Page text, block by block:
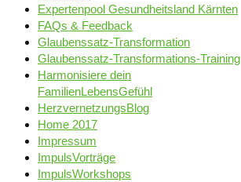
Expertenpool Gesundheitsland Kärnten
FAQs & Feedback
Glaubenssatz-Transformation
Glaubenssatz-Transformations-Training
Harmonisiere dein
FamilienLebensGefühl
HerzvernetzungsBlog
Home 2017
Impressum
ImpulsVorträge
ImpulsWorkshops